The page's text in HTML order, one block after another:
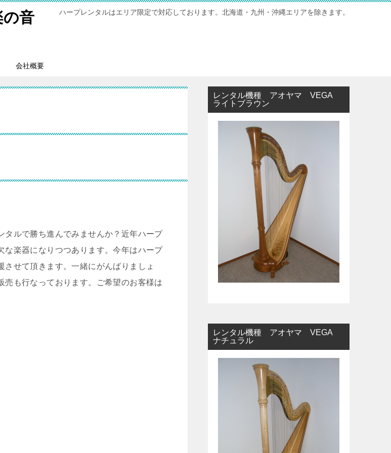
音
ハープレンタルはエリア限定で対応しております。北海道・九州・沖縄エリアを除きます。
会社概要
タルで勝ち進んでみませんか？近年ハープ
な楽器になりつつあります。今年はハープ
せて頂きます。一緒にがんばりましょ
売も行なっております。ご希望のお客様は
レンタル機種 アオヤマ VEGA
ライトブラウン
レンタル機種 アオヤマ VEGA
ナチュラル